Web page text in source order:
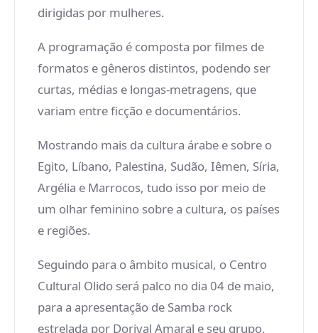
dirigidas por mulheres.
A programação é composta por filmes de
formatos e gêneros distintos, podendo ser
curtas, médias e longas-metragens, que
variam entre ficção e documentários.
Mostrando mais da cultura árabe e sobre o
Egito, Líbano, Palestina, Sudão, Iêmen, Síria,
Argélia e Marrocos, tudo isso por meio de
um olhar feminino sobre a cultura, os países
e regiões.
Seguindo para o âmbito musical, o Centro
Cultural Olido será palco no dia 04 de maio,
para a apresentação de Samba rock
estrelada por Dorival Amaral e seu grupo.